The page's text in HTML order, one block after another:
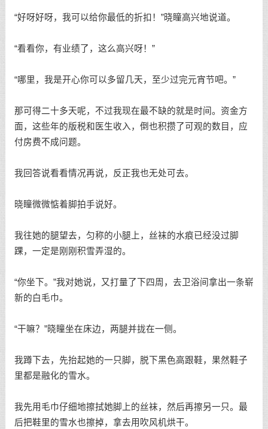
“好呀好呀，我可以给你最低的折扣！”晓瞳高兴地说道。
“看看你，有业绩了，这么高兴呀！”
“哪里，我是开心你可以多留几天，至少过完元宵节吧。”
那可得二十多天呢，不过我现在最不缺的就是时间。资金方
面，这些年的版税和医生收入，倒也积攒了可观的数目，应
付房费不成问题。
我回答说看看情况再说，反正我也无处可去。
晓瞳微微惦着脚拍手说好。
我往她的腿望去，匀称的小腿上，丝袜的水痕已经没过脚
踝，一定是刚刚积雪弄湿的。
“你坐下。”我对她说，又打量了下四周，去卫浴间拿出一条崭
新的白毛巾。
“干嘛？”晓瞳坐在床边，两腿并拢在一侧。
我蹲下去，先抬起她的一只脚，脱下黑色高跟鞋，果然鞋子
里都是融化的雪水。
我先用毛巾仔细地擦拭她脚上的丝袜，然后再擦另一只。最
后把鞋里的雪水也擦掉，拿去用吹风机烘干。